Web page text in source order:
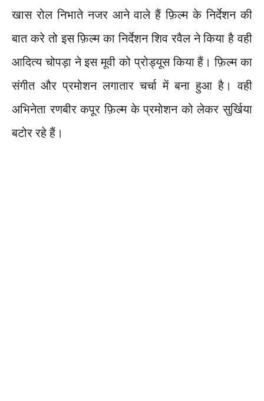
खास रोल निभाते नजर आने वाले हैं फ़िल्म के निर्देशन की
बात करे तो इस फ़िल्म का निर्देशन शिव रवैल ने किया है वही
आदित्य चोपड़ा ने इस मूवी को प्रोड्यूस किया हैं। फ़िल्म का
संगीत और प्रमोशन लगातार चर्चा में बना हुआ है। वही
अभिनेता रणबीर कपूर फ़िल्म के प्रमोशन को लेकर सुर्खिया
बटोर रहे हैं।